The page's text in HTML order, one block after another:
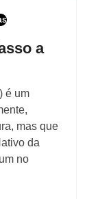
a
é um
mas que
da
no